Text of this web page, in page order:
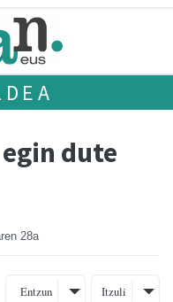
dute
28a
Entzun Itzuli